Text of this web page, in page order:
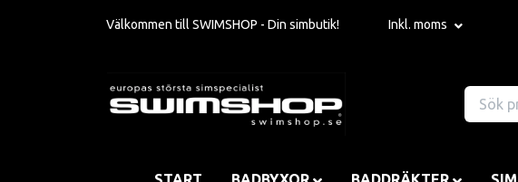
Välkommen till SWIMSHOP - Din simbutik! Inkl. moms